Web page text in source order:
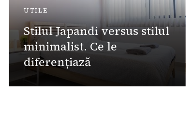
UTILE
Stilul Japandi versus stilul
minimalist. Ce le
diferențiază